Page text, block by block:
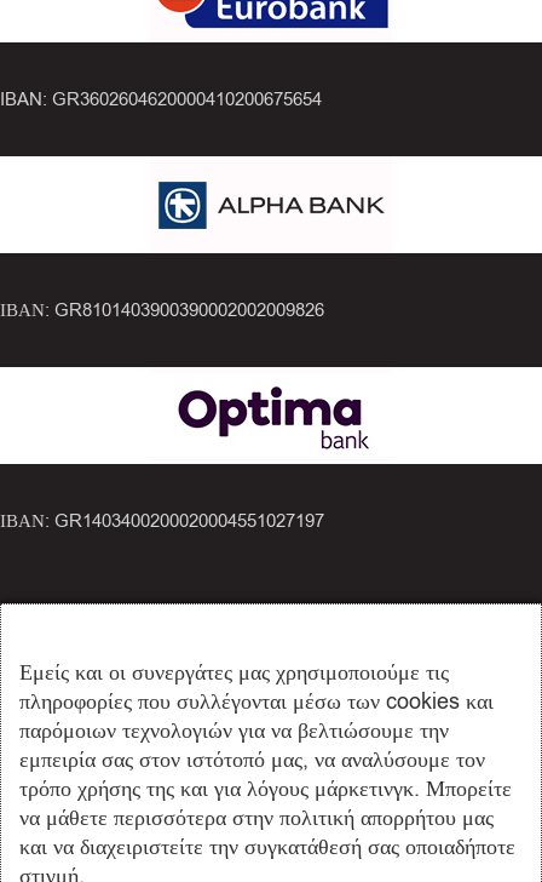
IBAN: GR3602604620000410200675654
ΙΒΑΝ: GR8101403900390002002009826
ΙΒΑΝ: GR1403400200020004551027197
ΕΞΥΠΗΡΕΤΗΣΗ ΠΕΛΑΤΩΝ
Ο Λογαριασμός μου
Καλάθι Αγορών
Όροι Χρήσης
Προσωπικά Δεδομένα
Πολιτική Cookies
Τρόποι Πληρωμής
Εμείς και οι συνεργάτες μας χρησιμοποιούμε τις
πληροφορίες που συλλέγονται μέσω των cookies και
παρόμοιων τεχνολογιών για να βελτιώσουμε την
εμπειρία σας στον ιστότοπό μας, να αναλύσουμε τον
τρόπο χρήσης της και για λόγους μάρκετινγκ. Μπορείτε
να μάθετε περισσότερα στην πολιτική απορρήτου μας
και να διαχειριστείτε την συγκατάθεσή σας οποιαδήποτε
στιγμή.